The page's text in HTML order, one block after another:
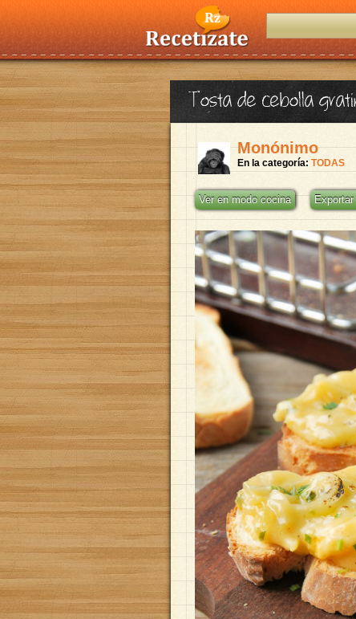
Tosta de cebolla
Monónimo
En la categoría: TODAS
Ver en modo cocina